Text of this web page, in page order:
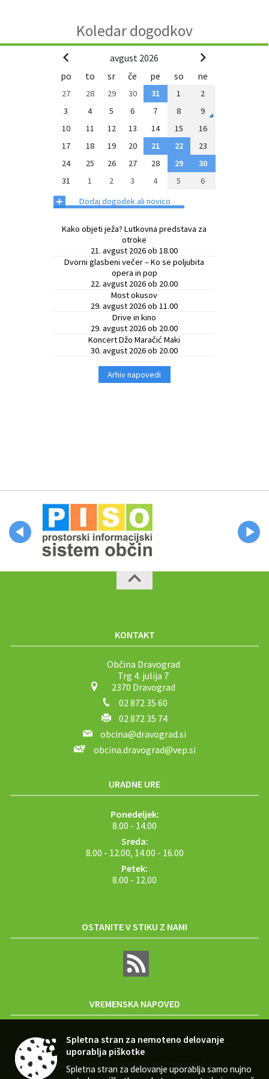
Koledar dogodkov
avgust 2026
po
to sr če pe so ne
27 28 29 30 31 1
2
3
4 5 6 7 8
9
10
11 12 13 14 15
16
17
18 19 20 21 22
23
24
25 26 27 28 29
30
31
1 2 3 4 5 6
+ Dodaj dogodek ali novico
Kako objeti ježa? Lutkovna predstava za
otroke
21. avgust 2026 ob 18.00
Dvorni glasbeni večer – Ko se poljubita
opera in pop
22. avgust 2026 ob 20.00
Most okusov
29. avgust 2026 ob 11.00
Drive in kino
29. avgust 2026 ob 20.00
Koncert Džo Maračić Maki
30. avgust 2026 ob 20.00
Arhiv napovedi
KONTAKT
Občina Dravograd
Trg 4. julija 7
2370 Dravograd
02 872 35 60
02 872 35 74
obcina@dravograd.si
obcina.dravograd@vep.si
URADNE URE
Ponedeljek:
8.00 - 14.00
Sreda:
8.00 - 12.00, 14.00 - 16.00
Petek:
8.00 - 12.00
OSTANITE V STIKU Z NAMI
VREMENSKA NAPOVED
Zasnova, izvedba in vzdrževanje: Sigmateh d.o.o.
Spletna stran za nemoteno delovanje
uporablja piškotke
Spletna stran za delovanje uporablja samo nujno
Katalog informacij javnega značaja
Fotogalerija
Sosvet Občine Dravograd in Policijske postaje Dravograd
Svet koroške regije
Varuhov kotiček
Lokalne volitve
Projekti in investicije
Z mladinskim delom proti prekarnosti mladih – pilotni projekt – DRAVIT DRAVOGRAD
Celostna prometna strategija
Lokalni program za mladino 2023 – 2028
Občinski predpisi
3D model
3D predstavitev občine
Virtualna panorama